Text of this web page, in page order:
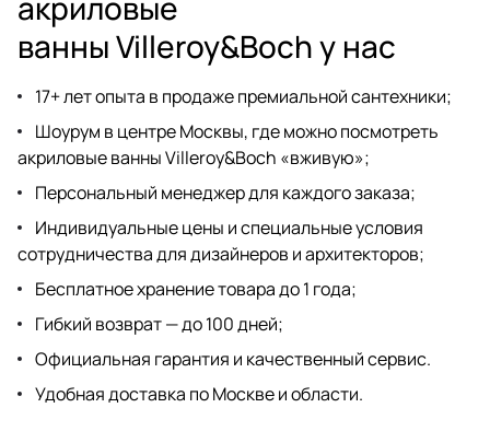
ванны Villeroy&Boch у нас
17+ лет опыта в продаже премиальной сантехники;
Шоурум в центре Москвы, где можно посмотреть
акриловые ванны Villeroy&Boch «вживую»;
Персональный менеджер для каждого заказа;
Индивидуальные цены и специальные условия
сотрудничества для дизайнеров и архитекторов;
Бесплатное хранение товара до 1 года;
Гибкий возврат — до 100 дней;
Официальная гарантия и качественный сервис.
Удобная доставка по Москве и области.